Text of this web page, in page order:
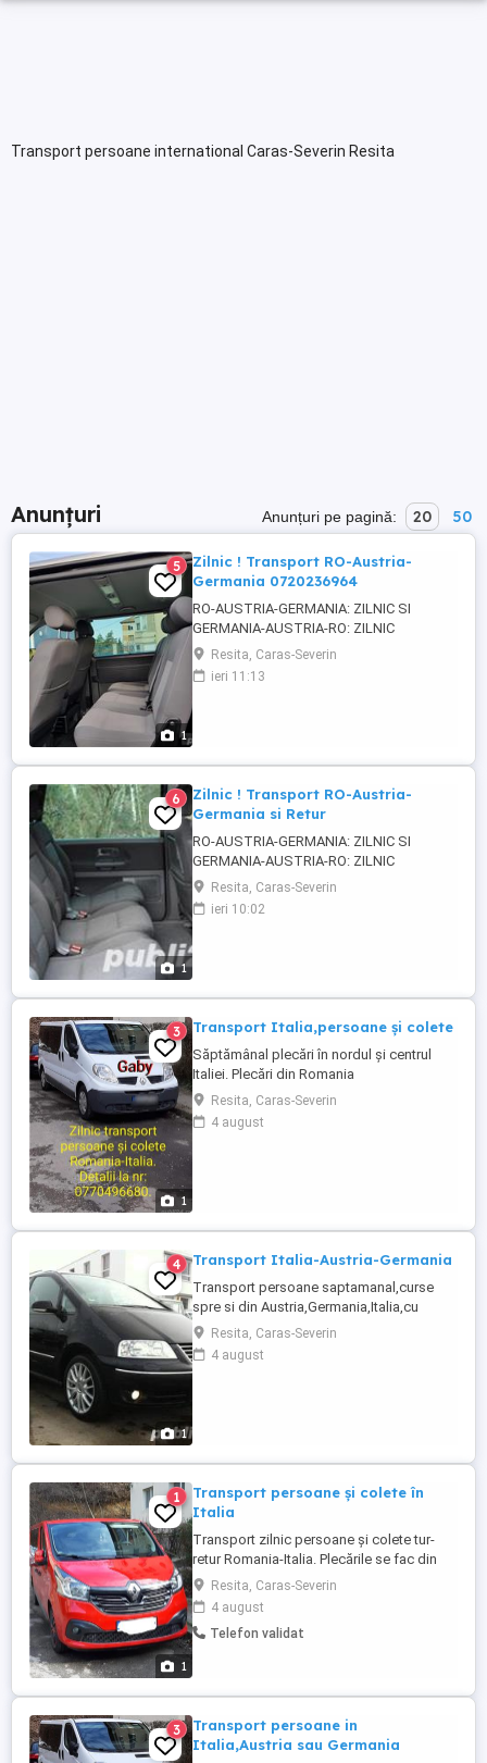
Transport persoane international Caras-Severin Resita
Anunțuri Anunțuri pe pagină: 20 50
1
5
Zilnic ! Transport RO-Austria-
Germania 0720236964
RO-AUSTRIA-GERMANIA: ZILNIC SI
GERMANIA-AUSTRIA-RO: ZILNIC
Transport de persoane de la adresa pana
la adresa dorita pe ruta : Resita-
Caransebes-Lugoj-Timisoara-Arad-Viena-
Transport de persoane ...
Resita, Caras-Severin
ieri 11:13
1
6
Zilnic ! Transport RO-Austria-
Germania si Retur
RO-AUSTRIA-GERMANIA: ZILNIC SI
GERMANIA-AUSTRIA-RO: ZILNIC
Transport de persoane de la adresa pana
la adresa dorita pe ruta : Resita-
Caransebes-Lugoj-Timisoara-Arad-Viena-
Transport de persoane ...
Resita, Caras-Severin
ieri 10:02
1
3 Transport Italia,persoane și colete
Săptămânal plecări în nordul și centrul
Italiei. Plecări din Romania
luni,miercuri,vineri din
județele:DJ,MH,CS,TM,AR. Plecări din
Italia marți,joi și sâmbătă. Mai multe detalii
Resita, Caras-Severin
4 august
1
4 Transport Italia-Austria-Germania
Transport persoane saptamanal,curse
spre si din Austria,Germania,Italia,cu
soferi profesionisti de la adresa la
adresa.Plecarile se fac din jud. Caras-
Severin si jud. vecine.Tel: ,sau . Nu
Resita, Caras-Severin
4 august
1
1
Transport persoane și colete în
Italia
Transport zilnic persoane și colete tur-
retur Romania-Italia. Plecările se fac din
județele HD,MH,CS,TM,AR,cu destinația în
centrul și nordul Italiei. Garantăm
siguranță,rapiditate și confort! Detalii la nr
de tel: . De asemenea și pe whatsapp!
Resita, Caras-Severin
4 august
Telefon validat
3
Transport persoane in
Italia,Austria sau Germania